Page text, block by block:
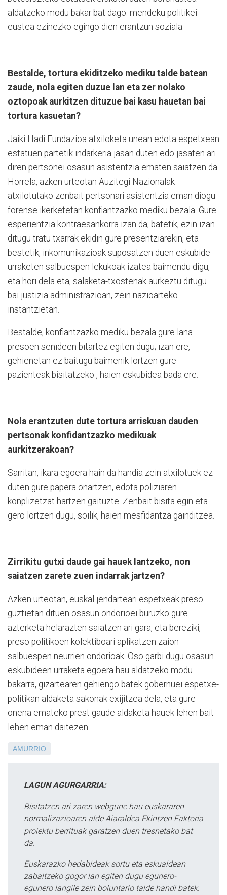
aldatzeko modu bakar bat dago: mendeku politikei
eustea ezinezko egingo dien erantzun soziala.
Bestalde, tortura ekiditzeko mediku talde batean
zaude, nola egiten duzue lan eta zer nolako
oztopoak aurkitzen dituzue bai kasu hauetan bai
tortura kasuetan?
Jaiki Hadi Fundazioa atxiloketa unean edota espetxean
estatuen partetik indarkeria jasan duten edo jasaten ari
diren pertsonei osasun asistentzia ematen saiatzen da.
Horrela, azken urteotan Auzitegi Nazionalak
atxilotutako zenbait pertsonari asistentzia eman diogu
forense ikerketetan konfiantzazko mediku bezala. Gure
esperientzia kontraesankorra izan da; batetik, ezin izan
ditugu tratu txarrak ekidin gure presentziarekin, eta
bestetik, inkomunikazioak suposatzen duen eskubide
urraketen salbuespen lekukoak izatea baimendu digu,
eta hori dela eta, salaketa-txostenak aurkeztu ditugu
bai justizia administrazioan, zein nazioarteko
instantzietan.
Bestalde, konfiantzazko mediku bezala gure lana
presoen senideen bitartez egiten dugu; izan ere,
gehienetan ez baitugu baimenik lortzen gure
pazienteak bisitatzeko , haien eskubidea bada ere.
Nola erantzuten dute tortura arriskuan dauden
pertsonak konfidantzazko medikuak
aurkitzerakoan?
Sarritan, ikara egoera hain da handia zein atxilotuek ez
duten gure papera onartzen, edota poliziaren
konplizetzat hartzen gaituzte. Zenbait bisita egin eta
gero lortzen dugu, soilik, haien mesfidantza gainditzea.
Zirrikitu gutxi daude gai hauek lantzeko, non
saiatzen zarete zuen indarrak jartzen?
Azken urteotan, euskal jendarteari espetxeak preso
guztietan dituen osasun ondorioei buruzko gure
azterketa helarazten saiatzen ari gara, eta bereziki,
preso politikoen kolektiboari aplikatzen zaion
salbuespen neurrien ondorioak. Oso garbi dugu osasun
eskubideen urraketa egoera hau aldatzeko modu
bakarra, gizartearen gehiengo batek gobernuei espetxe-
politikan aldaketa sakonak exijitzea dela, eta gure
onena emateko prest gaude aldaketa hauek lehen bait
lehen eman daitezen.
AMURRIO
LAGUN AGURGARRIA:
Bisitatzen ari zaren webgune hau euskararen
normalizazioaren alde Aiaraldea Ekintzen Faktoria
proiektu berrituak garatzen duen tresnetako bat
da.
Euskarazko hedabideak sortu eta eskualdean
zabaltzeko gogor lan egiten dugu egunero-
egunero langile zein boluntario talde handi batek.